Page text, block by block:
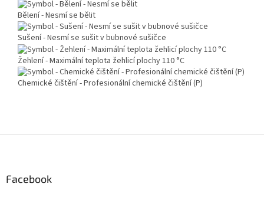
Bělení - Nesmí se bělit
Sušení - Nesmí se sušit v bubnové sušičce
Žehlení - Maximální teplota žehlicí plochy 110 °C
Chemické čištění - Profesionální chemické čištění (P)
Facebook